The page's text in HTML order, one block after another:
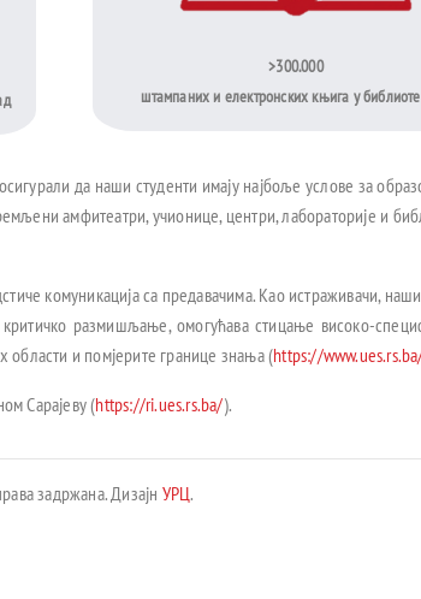
>300.000
штампаних и електронских књига у
да наши студенти имају најбоље услове за
амфитеатри, учионице, центри, лабораторије и
комуникација са предавачима. Као истраживачи,
размишљање, омогућава стицање високо-
области и помјерите границе знања (https://
Сарајеву (https://ri.ues.rs.ba/).
задржана. Дизајн УРЦ.